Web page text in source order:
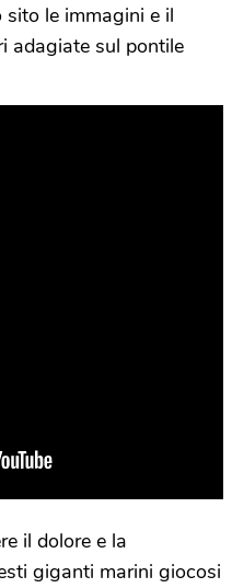
le immagini e il
adagiate sul pontile
il dolore e la
giganti marini giocosi